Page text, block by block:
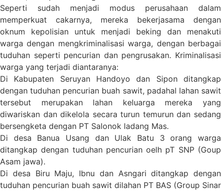
Seperti sudah menjadi modus perusahaan dalam
memperkuat cakarnya, mereka bekerjasama dengan
oknum kepolisian untuk menjadi beking dan menakuti
warga dengan mengkriminalisasi warga, dengan berbagai
tuduhan seperti pencurian dan pengrusakan. Kriminalisasi
warga yang terjadi diantaranya:
Di Kabupaten Seruyan Handoyo dan Sipon ditangkap
dengan tuduhan pencurian buah sawit, padahal lahan sawit
tersebut merupakan lahan keluarga mereka yang
diwariskan dan dikelola secara turun temurun dan sedang
bersengketa dengan PT Salonok ladang Mas.
Di desa Banua Usang dan Ulak Batu 3 orang warga
ditangkap dengan tuduhan pencurian oelh pT SNP (Goup
Asam jawa).
Di desa Biru Maju, Ibnu dan Asngari ditangkap dengan
tuduhan pencurian buah sawit dilahan PT BAS (Group Sinar